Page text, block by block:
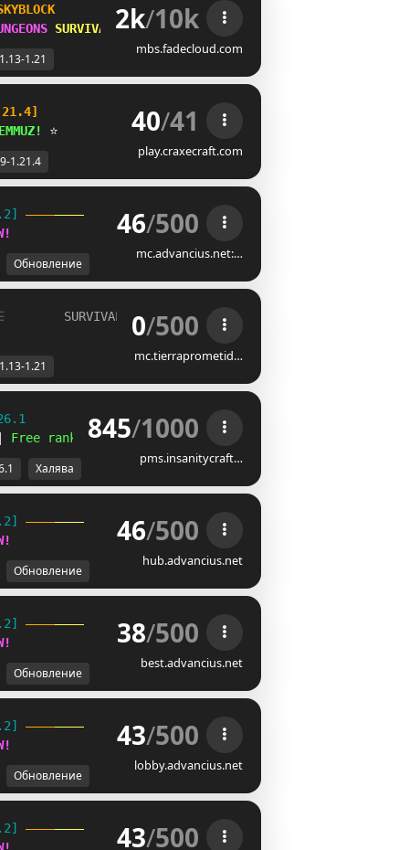
SURVIVAL 2k/10k
mbs.fadecloud.com
1.13-1.21
⭐ 40/41
play.craxecraft.com
1.21.4
! 46/500
mc.advancius.net:…
Обновление
SURVIVAL, SKYBLOCK VERSION
0/500
mc.tierraprometid…
1.13-1.21
Free ranks ☻
845/1000
pms.insanitycraft…
Халява
! 46/500
hub.advancius.net
Обновление
! 38/500
best.advancius.net
Обновление
! 43/500
lobby.advancius.net
Обновление
43/500